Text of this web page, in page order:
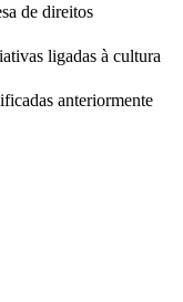
de direitos
ligadas à cultura
anteriormente